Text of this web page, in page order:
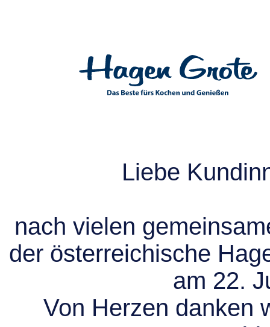
Liebe
nach vielen
der österreichische
am 22.
Von Herzen danken